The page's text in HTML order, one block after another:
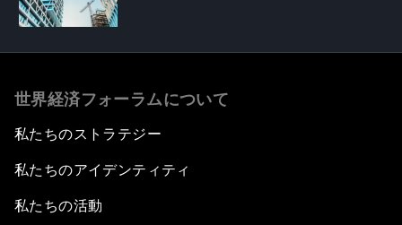
世界経済フォーラムについて
私たちのストラテジー
私たちのアイデンティティ
私たちの活動